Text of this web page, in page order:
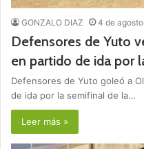
GONZALO DIAZ 4 de
Defensores de Yuto
en partido de ida por
Defensores de Yuto goleó a
de ida por la semifinal de la…
Leer más »